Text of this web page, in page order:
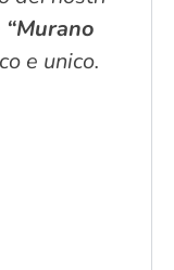
“Murano
e unico.